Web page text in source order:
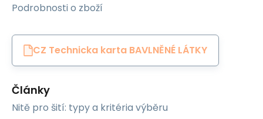
Podrobnosti o zboží
CZ Technicka karta BAVLNĚNÉ LÁTKY
Články
Nitě pro šití: typy a kritéria výběru